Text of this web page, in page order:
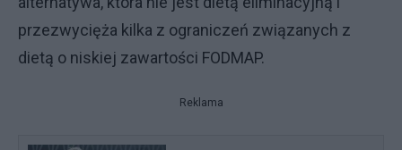
przezwycięża kilka z ograniczeń związanych z
dietą o niskiej zawartości FODMAP.
Reklama